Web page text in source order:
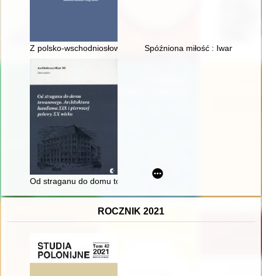
Z polsko-wschodniosłowiańskich kontaktów językowych :
Spóźniona miłość : Iwan
Od straganu do domu towarowego : architektura handlowa
ROCZNIK 2021